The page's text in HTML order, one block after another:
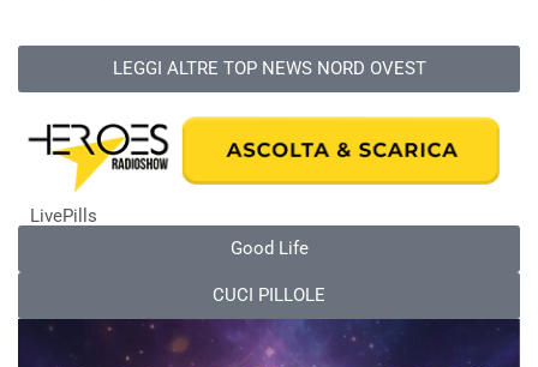
LEGGI ALTRE TOP NEWS NORD OVEST
LivePills
Good Life
CUCI PILLOLE